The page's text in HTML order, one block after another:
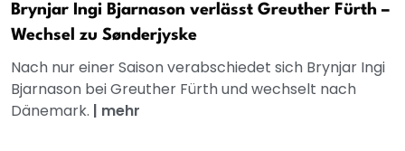
Brynjar Ingi Bjarnason verlässt Greuther Fürth –
Wechsel zu Sønderjyske
Nach nur einer Saison verabschiedet sich Brynjar Ingi
Bjarnason bei Greuther Fürth und wechselt nach
Dänemark. | mehr